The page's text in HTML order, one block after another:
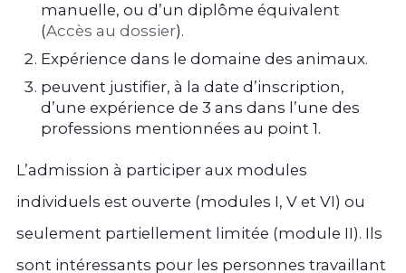
manuelle, ou d’un diplôme équivalent
(Accès au dossier).
Expérience dans le domaine des animaux.
peuvent justifier, à la date d’inscription,
d’une expérience de 3 ans dans l’une des
professions mentionnées au point 1.
L’admission à participer aux modules
individuels est ouverte (modules I, V et VI) ou
seulement partiellement limitée (module II). Ils
sont intéressants pour les personnes travaillant